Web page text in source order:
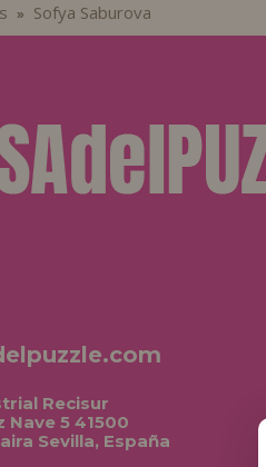
» Sofya Saburova
Recisur
Nave 5 41500
Sevilla, España